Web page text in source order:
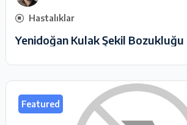
Hastalıklar
Yenidoğan Kulak Şekil Bozukluğu
Featured